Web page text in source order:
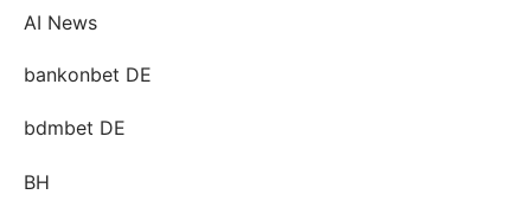
AI News
bankonbet DE
bdmbet DE
BH